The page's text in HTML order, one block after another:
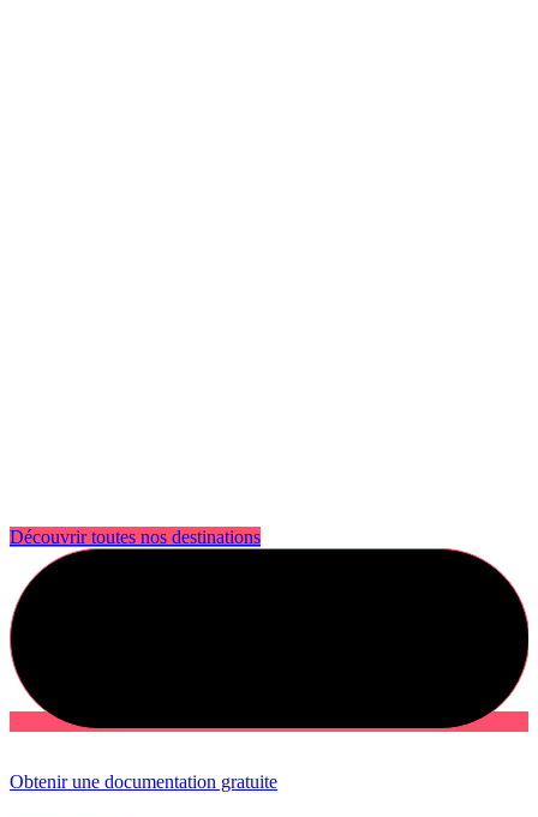
Découvrir toutes nos destinations
Obtenir une documentation gratuite